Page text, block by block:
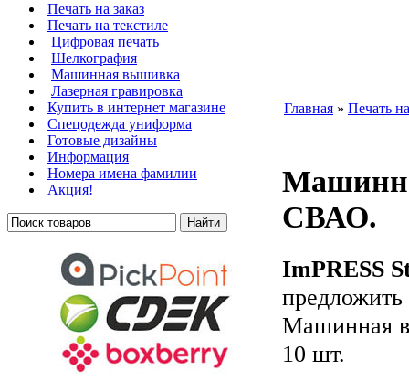
Печать на заказ
Печать на текстиле
Цифровая печать
Шелкография
Машинная вышивка
Лазерная гравировка
Купить в интернет магазине
Cпецодежда униформа
Готовые дизайны
Информация
Номера имена фамилии
Акция!
Главная » Печать
СВАО.
ImPRESS
Машинная
10 шт.